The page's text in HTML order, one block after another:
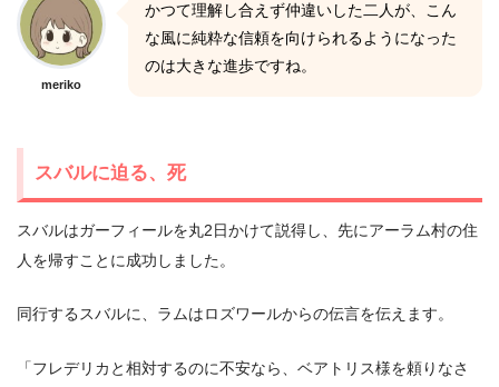
meriko
かつて理解し合えず仲違いした二人が、こん
な風に純粋な信頼を向けられるようになった
のは大きな進歩ですね。
スバルに迫る、死
スバルはガーフィールを丸2日かけて説得し、先にアーラム村の住
人を帰すことに成功しました。
同行するスバルに、ラムはロズワールからの伝言を伝えます。
「フレデリカと相対するのに不安なら、ベアトリス様を頼りなさ